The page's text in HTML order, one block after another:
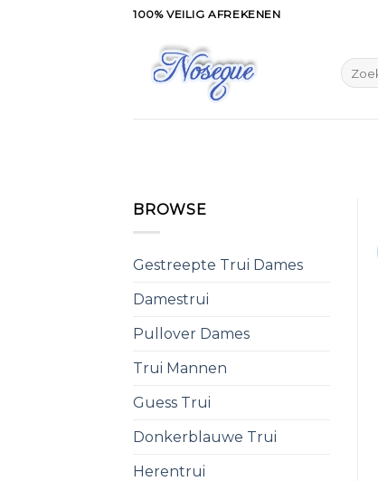
100% VEILIG AFREKENEN
Zoeken
naar:
BROWSE
Gestreepte Trui Dames
Damestrui
Pullover Dames
Trui Mannen
Guess Trui
Donkerblauwe Trui
Herentrui